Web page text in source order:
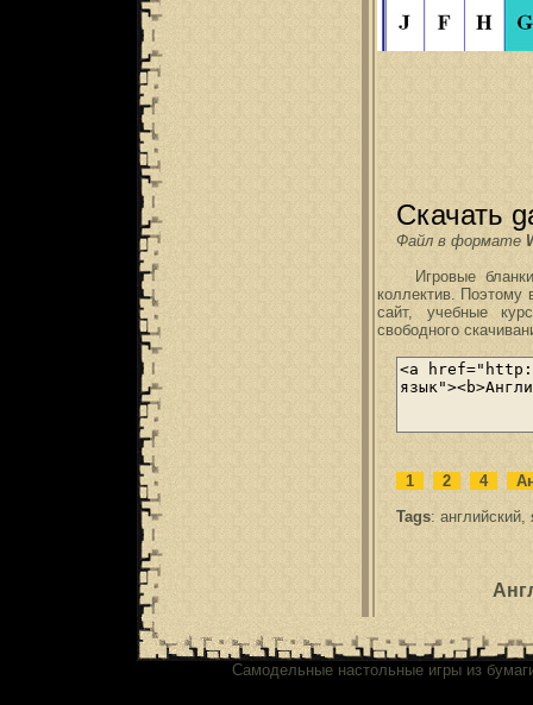
Скачать
Файл в формате
Игровые бланки,
коллектив. Поэтому
сайт, учебные
свободного
1 2 4
Tags: английский,
Самодельные настольные игры из